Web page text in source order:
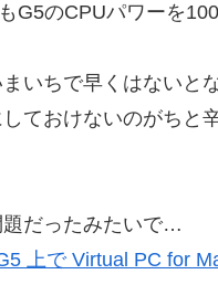
G5のCPUパワーを
いちで早くはないと
ておけないのがちと
題だったみたいで…
上で Virtual PC for